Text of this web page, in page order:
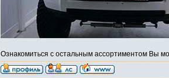
Ознакомиться с остальным ассортиментом Вы